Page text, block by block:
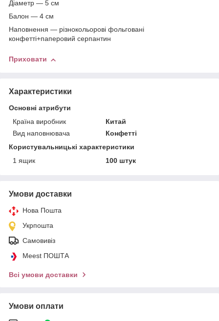
Діаметр ― 5 см
Балон ― 4 см
Наповнення ― різнокольорові фольговані
конфетті+паперовий серпантин
Приховати
Характеристики
Основні атрибути
Країна виробник
Китай
Вид наповнювача
Конфетті
Користувальницькі характеристики
1 ящик
100 штук
Умови доставки
Нова Пошта
Укрпошта
Самовивіз
Meest ПОШТА
Всі умови доставки
Умови оплати